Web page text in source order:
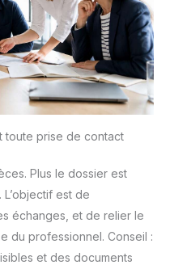
toute prise de contact
Plus le dossier est
est de
échanges, et de relier le
du professionnel. Conseil :
et des documents